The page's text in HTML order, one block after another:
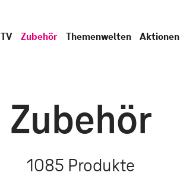
TV Zubehör Themenwelten Aktionen
Zubehör
1085 Produkte